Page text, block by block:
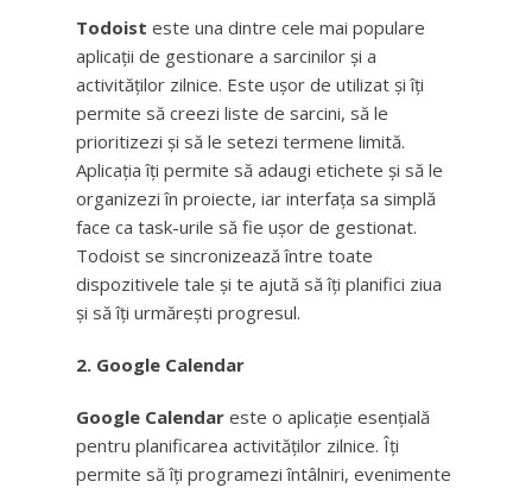
Todoist este una dintre cele mai populare
aplicații de gestionare a sarcinilor și a
activităților zilnice. Este ușor de utilizat și îți
permite să creezi liste de sarcini, să le
prioritizezi și să le setezi termene limită.
Aplicația îți permite să adaugi etichete și să le
organizezi în proiecte, iar interfața sa simplă
face ca task-urile să fie ușor de gestionat.
Todoist se sincronizează între toate
dispozitivele tale și te ajută să îți planifici ziua
și să îți urmărești progresul.
2. Google Calendar
Google Calendar este o aplicație esențială
pentru planificarea activităților zilnice. Îți
permite să îți programezi întâlniri, evenimente